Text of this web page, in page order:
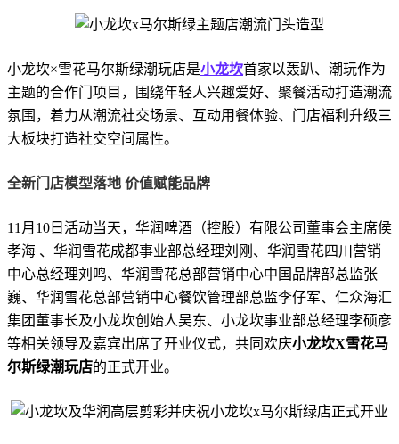
小龙坎×雪花马尔斯绿潮玩店是小龙坎首家以轰趴、潮玩作为
主题的合作门项目，围绕年轻人兴趣爱好、聚餐活动打造潮流
氛围，着力从潮流社交场景、互动用餐体验、门店福利升级三
大板块打造社交空间属性。
全新门店模型落地 价值赋能品牌
11月10日活动当天，华润啤酒（控股）有限公司董事会主席侯
孝海 、华润雪花成都事业部总经理刘刚、华润雪花四川营销
中心总经理刘鸣、华润雪花总部营销中心中国品牌部总监张
巍、华润雪花总部营销中心餐饮管理部总监李仔军、仁众海汇
集团董事长及小龙坎创始人吴东、小龙坎事业部总经理李硕彦
等相关领导及嘉宾出席了开业仪式，共同欢庆小龙坎X雪花马
尔斯绿潮玩店的正式开业。